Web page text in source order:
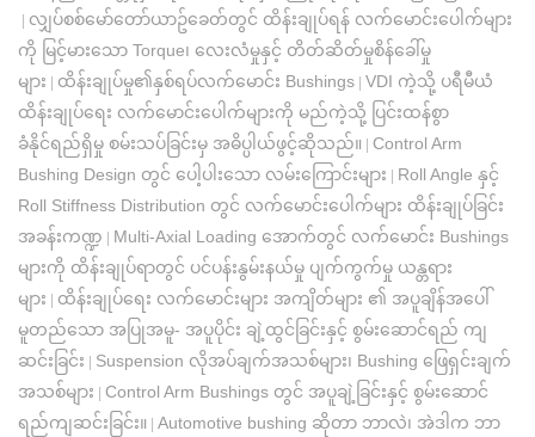
လျှပ်စစ်မော်တော်ယာဥ်ခေတ်တွင် ထိန်းချုပ်ရန် လက်မောင်းပေါက်များ
ကို မြင့်မားသော Torque၊ လေးလံမှုနှင့် တိတ်ဆိတ်မှုစိန်ခေါ်မှု
များ
ထိန်းချုပ်မှု၏နှစ်ရပ်လက်မောင်း Bushings VDI ကဲ့သို့ ပရီမီယံ
ထိန်းချုပ်ရေး လက်မောင်းပေါက်များကို မည်ကဲ့သို့ ပြင်းထန်စွာ
ခံနိုင်ရည်ရှိမှု စမ်းသပ်ခြင်းမှ အဓိပ္ပါယ်ဖွင့်ဆိုသည်။
Control Arm
Bushing Design တွင် ပေါ့ပါးသော လမ်းကြောင်းများ
Roll Angle နှင့်
Roll Stiffness Distribution တွင် လက်မောင်းပေါက်များ ထိန်းချုပ်ခြင်း
အခန်းကဏ္ဍ
Multi-Axial Loading အောက်တွင် လက်မောင်း Bushings
များကို ထိန်းချုပ်ရာတွင် ပင်ပန်းနွမ်းနယ်မှု ပျက်ကွက်မှု ယန္တရား
များ
ထိန်းချုပ်ရေး လက်မောင်းများ အကျိတ်များ ၏ အပူချိန်အပေါ်
မူတည်သော အပြုအမူ- အပူပိုင်း ချဲ့ထွင်ခြင်းနှင့် စွမ်းဆောင်ရည် ကျ
ဆင်းခြင်း
Suspension လိုအပ်ချက်အသစ်များ၊ Bushing ဖြေရှင်းချက်
အသစ်များ
Control Arm Bushings တွင် အပူချဲ့ခြင်းနှင့် စွမ်းဆောင်
ရည်ကျဆင်းခြင်း။
Automotive bushing ဆိုတာ ဘာလဲ၊ အဲဒါက ဘာ